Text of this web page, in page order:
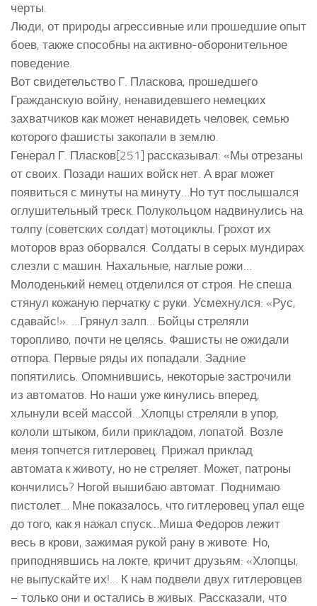
черты.
Люди, от природы агрессивные или прошедшие опыт
боев, также способны на активно-оборонительное
поведение.
Вот свидетельство Г. Пласкова, прошедшего
Гражданскую войну, ненавидевшего немецких
захватчиков как может ненавидеть человек, семью
которого фашисты закопали в землю.
Генерал Г. Пласков[251] рассказывал: «Мы отрезаны
от своих. Позади наших войск нет. А враг может
появиться с минуты на минуту…Но тут послышался
оглушительный треск. Полукольцом надвинулись на
толпу (советских солдат) мотоциклы. Грохот их
моторов враз оборвался. Солдаты в серых мундирах
слезли с машин. Нахальные, наглые рожи…
Молоденький немец отделился от строя. Не спеша
стянул кожаную перчатку с руки. Усмехнулся: «Рус,
сдавайс!». …Грянул залп… Бойцы стреляли
торопливо, почти не целясь. Фашисты не ожидали
отпора. Первые ряды их попадали. Задние
попятились. Опомнившись, некоторые застрочили
из автоматов. Но наши уже кинулись вперед,
хлынули всей массой…Хлопцы стреляли в упор,
кололи штыком, били прикладом, лопатой. Возле
меня топчется гитлеровец. Прижал приклад
автомата к животу, но не стреляет. Может, патроны
кончились? Ногой вышибаю автомат. Поднимаю
пистолет… Мне показалось, что гитлеровец упал еще
до того, как я нажал спуск…Миша Федоров лежит
весь в крови, зажимая рукой рану в животе. Но,
приподнявшись на локте, кричит друзьям: «Хлопцы,
не выпускайте их!… К нам подвели двух гитлеровцев
– только они и остались в живых. Рассказали, что